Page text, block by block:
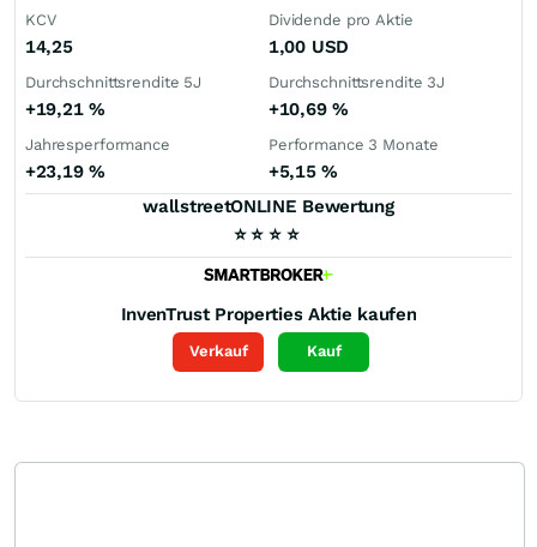
KCV
14,25
Dividende pro Aktie
1,00 USD
Durchschnittsrendite 5J
+19,21 %
Durchschnittsrendite 3J
+10,69 %
Jahresperformance
+23,19 %
Performance 3 Monate
+5,15%
wallstreetONLINE Bewertung
⭐ ⭐ ⭐ ⭐
InvenTrust Properties Aktie kaufen
Verkauf Kauf